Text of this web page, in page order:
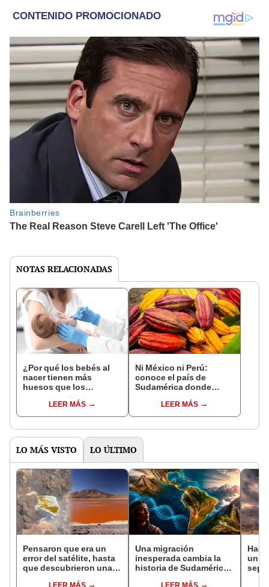
NOTAS RELACIONADAS
¿Por qué los bebés al
nacer tienen más
huesos que los
LEER MÁS
Ni México ni Perú:
conoce el país de
Sudamérica donde
estudioLEER MÁS
LO MÁS VISTO LO ÚLTIMO
Pensaron que era un
error del satélite, hasta
que descubrieron una
Una migración
inesperada cambia la
historia de Sudamérica:
un